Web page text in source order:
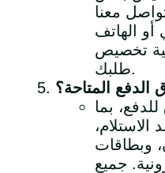
معنا
أو الهاتف
تخصيص
طلبك.
المتاحة؟
بما
وبطاقات
جميع